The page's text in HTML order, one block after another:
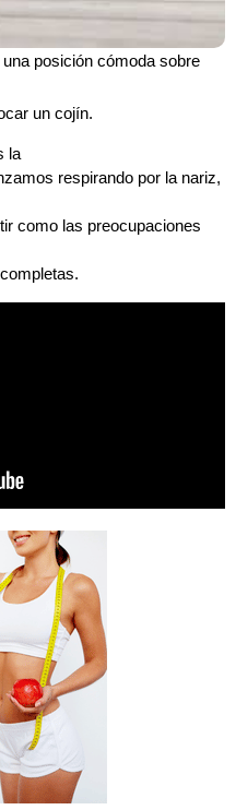
posición cómoda sobre
un cojín.
la
respirando por la nariz,
como las preocupaciones